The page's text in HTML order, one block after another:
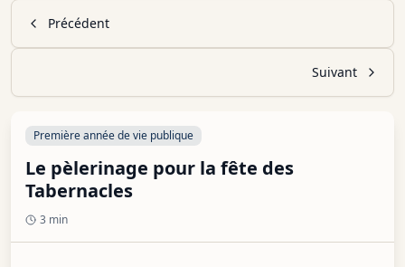
Précédent
Suivant
Première année de vie publique
Le pèlerinage pour la fête des
Tabernacles
3 min